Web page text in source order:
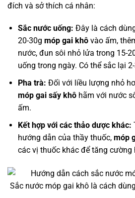
đích và sở thích cá nhân:
Sắc nước uống: Đây là cách
20-30g móp gai khôvào ấm,
nước, đun sôi nhỏ lửa trong 15-
uống trong ngày. Có thể sắc lại
Pha trà: Đối với liều lượng nhỏ
móp gai sấy khôhãm với nước
ấm.
Kết hợp với các thảo dược khác:
hướng dẫn của thầy thuốc, móp
các vị thuốc khác để tăng cường
Sắc nước móp gai khô là cách